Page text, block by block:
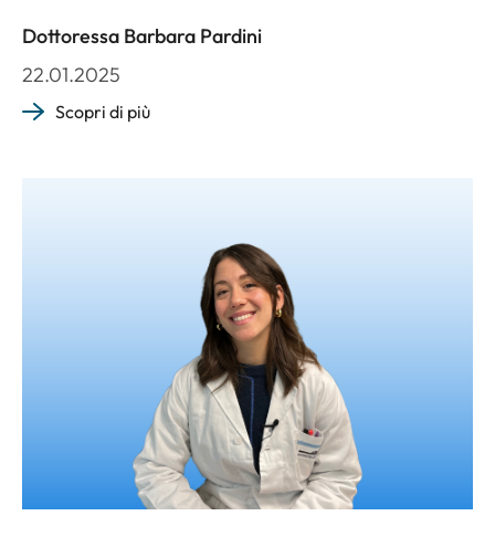
Dottoressa Barbara Pardini
22.01.2025
Scopri di più